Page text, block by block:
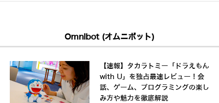
Omnibot (オムニボット)
【速報】タカラトミー「ドラえもん
with U」を独占最速レビュー！会
話、ゲーム、プログラミングの楽し
み方や魅力を徹底解説